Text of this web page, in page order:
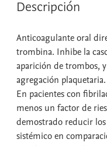
Descripción
Anticoagulante oral
trombina. Inhibe la
aparición de trombos,
agregación plaquetaria.
En pacientes con
menos un factor de
demostrado reducir
sistémico en